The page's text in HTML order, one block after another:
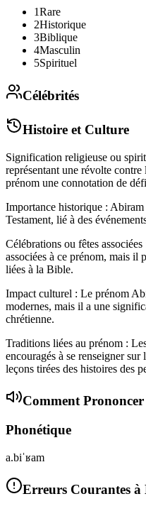
1Rare
2Historique
3Biblique
4Masculin
5Spirituel
Célébrités
Histoire et Culture
Signification religieuse ou
représentant une révolte
prénom une connotation de
Importance historique :
Testament, lié à des
Célébrations ou fêtes
associées à ce prénom, mais il
liées à la Bible.
Impact culturel : Le prénom
modernes, mais il a une
chrétienne.
Traditions liées au prénom :
encouragés à se renseigner
leçons tirées des histoires des
Comment Prononcer
Phonétique
a.biˈʁam
Erreurs Courantes à